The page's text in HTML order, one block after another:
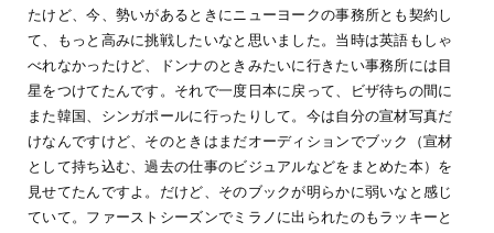
たけど、今、勢いがあるときにニューヨークの事務所とも契約し
て、もっと高みに挑戦したいなと思いました。当時は英語もしゃ
べれなかったけど、ドンナのときみたいに行きたい事務所には目
星をつけてたんです。それで一度日本に戻って、ビザ待ちの間に
また韓国、シンガポールに行ったりして。今は自分の宣材写真だ
けなんですけど、そのときはまだオーディションでブック（宣材
として持ち込む、過去の仕事のビジュアルなどをまとめた本）を
見せてたんですよ。だけど、そのブックが明らかに弱いなと感じ
ていて。ファーストシーズンでミラノに出られたのもラッキーと